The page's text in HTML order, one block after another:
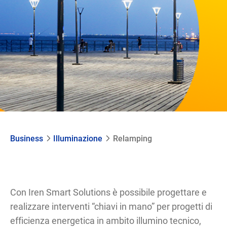
Business Illuminazione Relamping
Con Iren Smart Solutions è possibile progettare e
realizzare interventi “chiavi in mano” per progetti di
efficienza energetica in ambito illumino tecnico,